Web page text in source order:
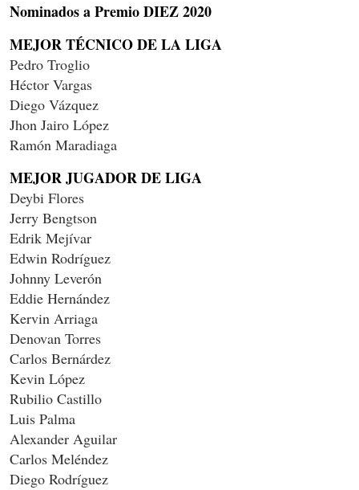
Nominados a Premio DIEZ 2020
MEJOR TÉCNICO DE LA LIGA
Pedro Troglio
Héctor Vargas
Diego Vázquez
Jhon Jairo López
Ramón Maradiaga
MEJOR JUGADOR DE LIGA
Deybi Flores
Jerry Bengtson
Edrik Mejívar
Edwin Rodríguez
Johnny Leverón
Eddie Hernández
Kervin Arriaga
Denovan Torres
Carlos Bernárdez
Kevin López
Rubilio Castillo
Luis Palma
Alexander Aguilar
Carlos Meléndez
Diego Rodríguez